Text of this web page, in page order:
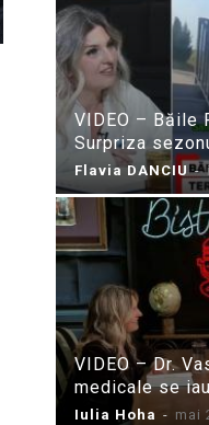
VIDEO – Băile
Surpriza
Flavia DANCIU -
VIDEO – Dr.
medicale se
Iulia Hoha - mai